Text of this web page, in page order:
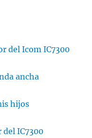
del Icom IC7300
ancha
hijos
IC7300